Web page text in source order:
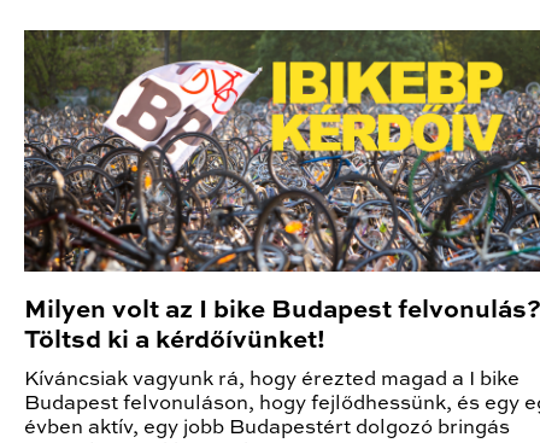
Milyen volt az I bike Budapest felvonulás?
Töltsd ki a kérdőívünket!
Kíváncsiak vagyunk rá, hogy érezted magad a I bike
Budapest felvonuláson, hogy fejlődhessünk, és egy
évben aktív, egy jobb Budapestért dolgozó bringás